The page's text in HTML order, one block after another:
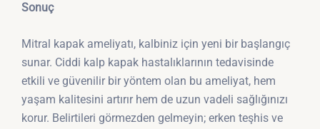
Sonuç
Mitral kapak ameliyatı, kalbiniz için yeni bir başlangıç
sunar. Ciddi kalp kapak hastalıklarının tedavisinde
etkili ve güvenilir bir yöntem olan bu ameliyat, hem
yaşam kalitesini artırır hem de uzun vadeli sağlığınızı
korur. Belirtileri görmezden gelmeyin; erken teşhis ve